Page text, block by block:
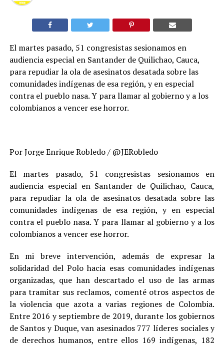
El martes pasado, 51 congresistas sesionamos en
audiencia especial en Santander de Quilichao, Cauca,
para repudiar la ola de asesinatos desatada sobre las
comunidades indígenas de esa región, y en especial
contra el pueblo nasa. Y para llamar al gobierno y a los
colombianos a vencer ese horror.
Por Jorge Enrique Robledo / @JERobledo
El martes pasado, 51 congresistas sesionamos en
audiencia especial en Santander de Quilichao, Cauca,
para repudiar la ola de asesinatos desatada sobre las
comunidades indígenas de esa región, y en especial
contra el pueblo nasa. Y para llamar al gobierno y a los
colombianos a vencer ese horror.
En mi breve intervención, además de expresar la
solidaridad del Polo hacia esas comunidades indígenas
organizadas, que han descartado el uso de las armas
para tramitar sus reclamos, comenté otros aspectos de
la violencia que azota a varias regiones de Colombia.
Entre 2016 y septiembre de 2019, durante los gobiernos
de Santos y Duque, van asesinados 777 líderes sociales y
de derechos humanos, entre ellos 169 indígenas, 182